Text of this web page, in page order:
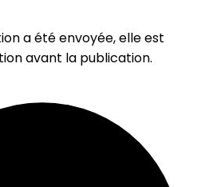
a été envoyée, elle est
avant la publication.